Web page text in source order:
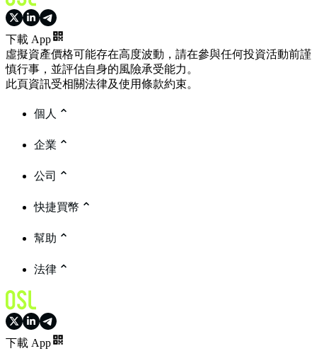
下載 App
虛擬資產價格可能存在高度波動，請在參與任何投資活動前謹
慎行事，並評估自身的風險承受能力。
此頁資訊受相關法律及使用條款約束。
個人
企業
公司
快捷買幣
幫助
法律
下載 App